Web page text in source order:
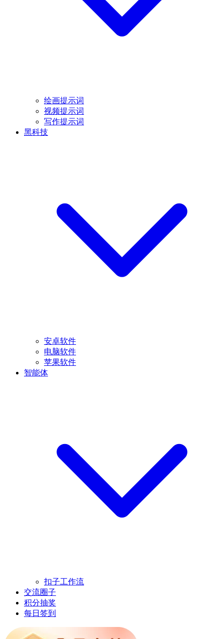
绘画提示词
视频提示词
写作提示词
黑科技
安卓软件
电脑软件
苹果软件
智能体
扣子工作流
交流圈子
积分抽奖
每日签到